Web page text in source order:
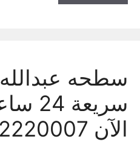
سطحه عبدالله
سريعة
الآن 92220007